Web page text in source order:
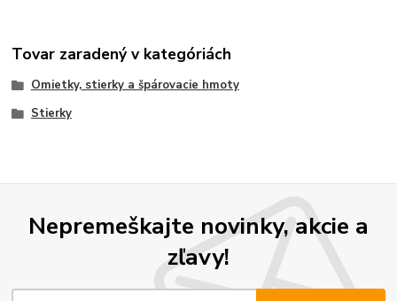
Tovar zaradený v kategóriách
Omietky, stierky a špárovacie hmoty
Stierky
Nepremeškajte novinky, akcie a
zľavy!